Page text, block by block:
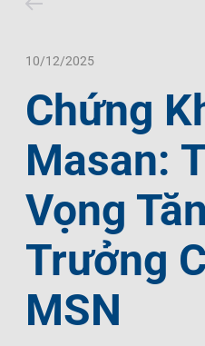
Tin Đầu Tư Tại Việt Nam
Thông Cáo Báo Chí
Ngôn Ngữ
VI
10/12/2025
Chứng
Masan:
Vọng
Trưởng
MSN